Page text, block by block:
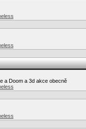
a Doom a 3d akce obecně